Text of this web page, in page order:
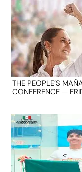
THE PEOPLE’S
CONFERENCE —